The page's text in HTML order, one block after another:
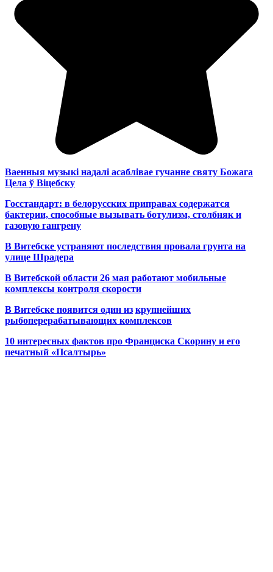
Ваенныя музыкі надалі асаблівае гучанне святу Божага
Цела ў Віцебску
Госстандарт: в белорусских приправах содержатся
бактерии, способные вызывать ботулизм, столбняк и
газовую гангрену
В Витебске устраняют последствия провала грунта на
улице Шрадера
В Витебской области 26 мая работают мобильные
комплексы контроля скорости
В Витебске появится один из крупнейших
рыбоперерабатывающих комплексов
10 интересных фактов про Франциска Скорину и его
печатный «Псалтырь»